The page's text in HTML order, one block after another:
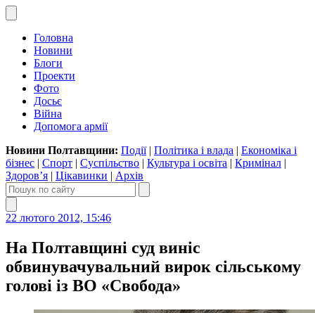
Головна
Новини
Блоги
Проекти
Фото
Досьє
Війна
Допомога армії
Новини Полтавщини: Події| Політика і влада | Економіка і
бізнес | Спорт | Суспільство | Культура і освіта | Кримінал |
Здоров’я | Цікавинки | Архів
22 лютого 2012, 15:46
На Полтавщині суд виніс
обвинувачувальний вирок сільському
голові із ВО «Свобода»